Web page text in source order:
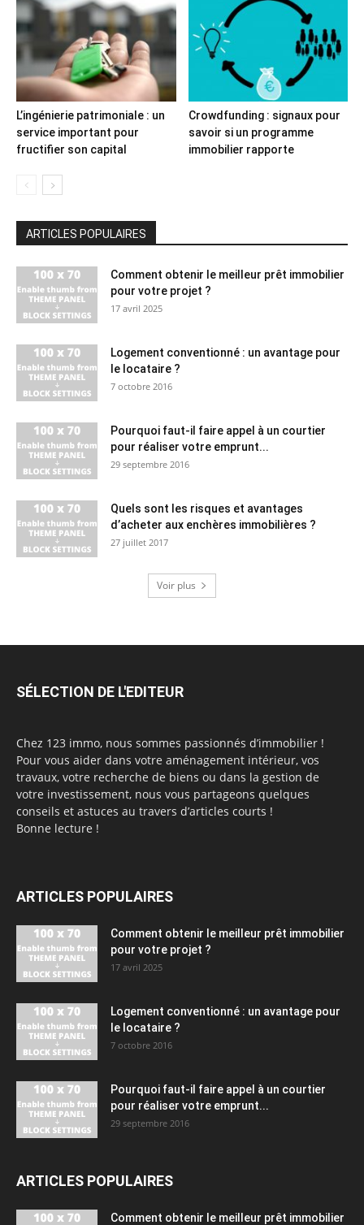
L’ingénierie patrimoniale : un
service important pour
fructifier son capital
Crowdfunding : signaux pour
savoir si un programme
immobilier rapporte
ARTICLES POPULAIRES
Comment obtenir le meilleur prêt immobilier
pour votre projet ?
17 avril 2025
Logement conventionné : un avantage pour
le locataire ?
7 octobre 2016
Pourquoi faut-il faire appel à un courtier
pour réaliser votre emprunt...
29 septembre 2016
Quels sont les risques et avantages
d’acheter aux enchères immobilières ?
27 juillet 2017
Voir plus
SÉLECTION DE L'EDITEUR
Chez 123 immo, nous sommes passionnés d’immobilier !
Pour vous aider dans votre aménagement intérieur, vos
travaux, votre recherche de biens ou dans la gestion de
votre investissement, nous vous partageons quelques
conseils et astuces au travers d’articles courts !
Bonne lecture !
ARTICLES POPULAIRES
Comment obtenir le meilleur prêt immobilier
pour votre projet ?
17 avril 2025
Logement conventionné : un avantage pour
le locataire ?
7 octobre 2016
Pourquoi faut-il faire appel à un courtier
pour réaliser votre emprunt...
29 septembre 2016
ARTICLES POPULAIRES
Comment obtenir le meilleur prêt immobilier